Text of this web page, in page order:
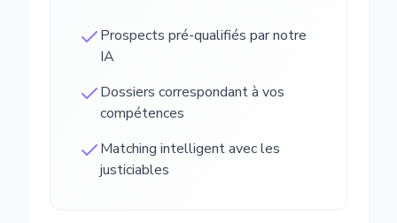
Prospects pré-qualifiés par notre
IA
Dossiers correspondant à vos
compétences
Matching intelligent avec les
justiciables